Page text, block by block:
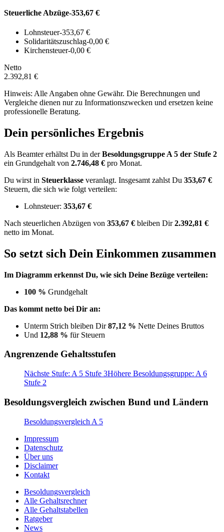
Steuerliche Abzüge-353,67 €
Lohnsteuer-353,67 €
Solidaritätszuschlag-0,00 €
Kirchensteuer-0,00 €
Netto
2.392,81 €
Hinweis: Alle Angaben ohne Gewähr. Die Berechnungen und
Vergleiche dienen nur zu Informationszwecken und ersetzen keine
professionelle Beratung.
Dein persönliches Ergebnis
Als Beamter erhältst Du in derBesoldungsgruppe A 5 der Stufe 2
ein Grundgehalt von 2.746,48 € pro Monat.
Du wirst in Steuerklasse veranlagt. Insgesamt zahlst Du 353,67 €
Steuern, die sich wie folgt verteilen:
Lohnsteuer: 353,67 €
Nach steuerlichen Abzügen von 353,67 € bleiben Dir2.392,81 €
netto im Monat.
So setzt sich Dein Einkommen zusammen
Im Diagramm erkennst Du, wie sich Deine Bezüge verteilen:
100 % Grundgehalt
Das kommt netto bei Dir an:
Unterm Strich bleiben Dir87,12 % Nette Deines Bruttos
Und 12,88 % für Steuern
Angrenzende Gehaltsstufen
Nächste Stufe: A 5 Stufe 3Höhere Besoldungsgruppe: A 6
Stufe 2
Besoldungsvergleich zwischen Bund und Ländern
Besoldungsvergleich A 5
Impressum
Datenschutz
Über uns
Disclaimer
Kontakt
Besoldungsvergleich
Alle Gehaltsrechner
Alle Gehaltstabellen
Ratgeber
News